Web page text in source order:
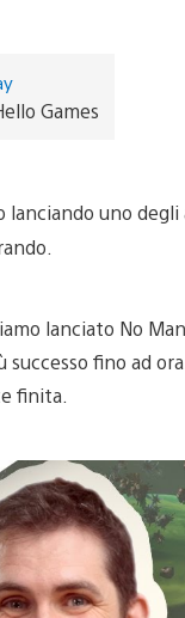
Games
lanciando uno
lanciato No
fino ad
finita.